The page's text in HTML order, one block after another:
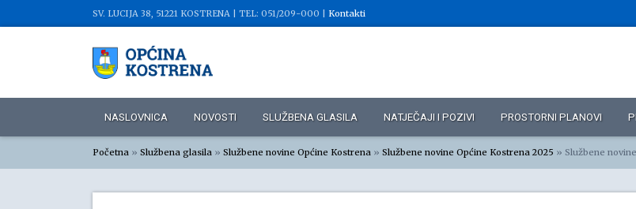
SV. LUCIJA 38, 51221 KOSTRENA | TEL: 051/209-000 | Kontakti
NASLOVNICA NOVOSTI SLUŽBENA GLASILA NATJEČAJI I POZIVI PROSTORNI PLANOVI
Početna » Službena glasila » Službene novine Općine Kostrena » Službene novine Općine Kostrena 2025 » Službene novine